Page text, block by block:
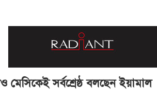
সর্বশ্রেষ্ঠ বলছেন ইয়ামাল